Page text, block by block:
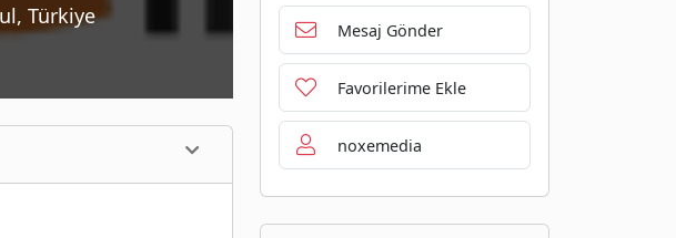
Türkiye
Mesaj Gönder
Favorilerime Ekle
noxemedia